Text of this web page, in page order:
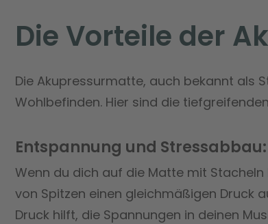
Die Vorteile der
Die Akupressurmatte, auch bekannt als
Wohlbefinden. Hier sind die
Entspannung und Stressabbau:
Wenn du dich auf die Matte mit
von Spitzen einen gleichmäßigen Druck
Druck hilft, die Spannungen in deinen